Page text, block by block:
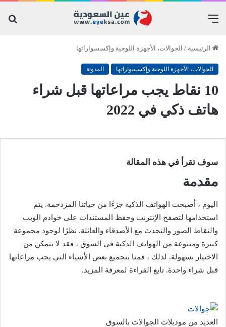
الرئيسية / الجوالات، الأجهزة اللوحية وإكسسواراتها
الجوالات، الأجهزة اللوحية وإكسسواراتها المدونة
10 نقاط يجب مراعاتها قبل شراء
هاتف ذكي في 2022
سوف تقرأ في هذه المقالة
مقدمة
اليوم ، أصبحت الهواتف الذكية جزءًا من حياتنا المزدحمة. يتم
استخدامها لتصفح الإنترنت وحفظ المستندات على خوادم الويب
والتقاط الصور والتحدث مع الأصدقاء والعائلة. نظرًا لوجود مجموعة
كبيرة ومتنوعة من الهواتف الذكية في السوق ، فقد لا تتمكن من
الاختيار بسهولة. لذلك ، قمنا بتجميع بعض الأشياء التي يجب مراعاتها
قبل شراء واحدة. تابع القراءة لمعرفة المزيد.
العديد من موديلات الجوالات بالسوق